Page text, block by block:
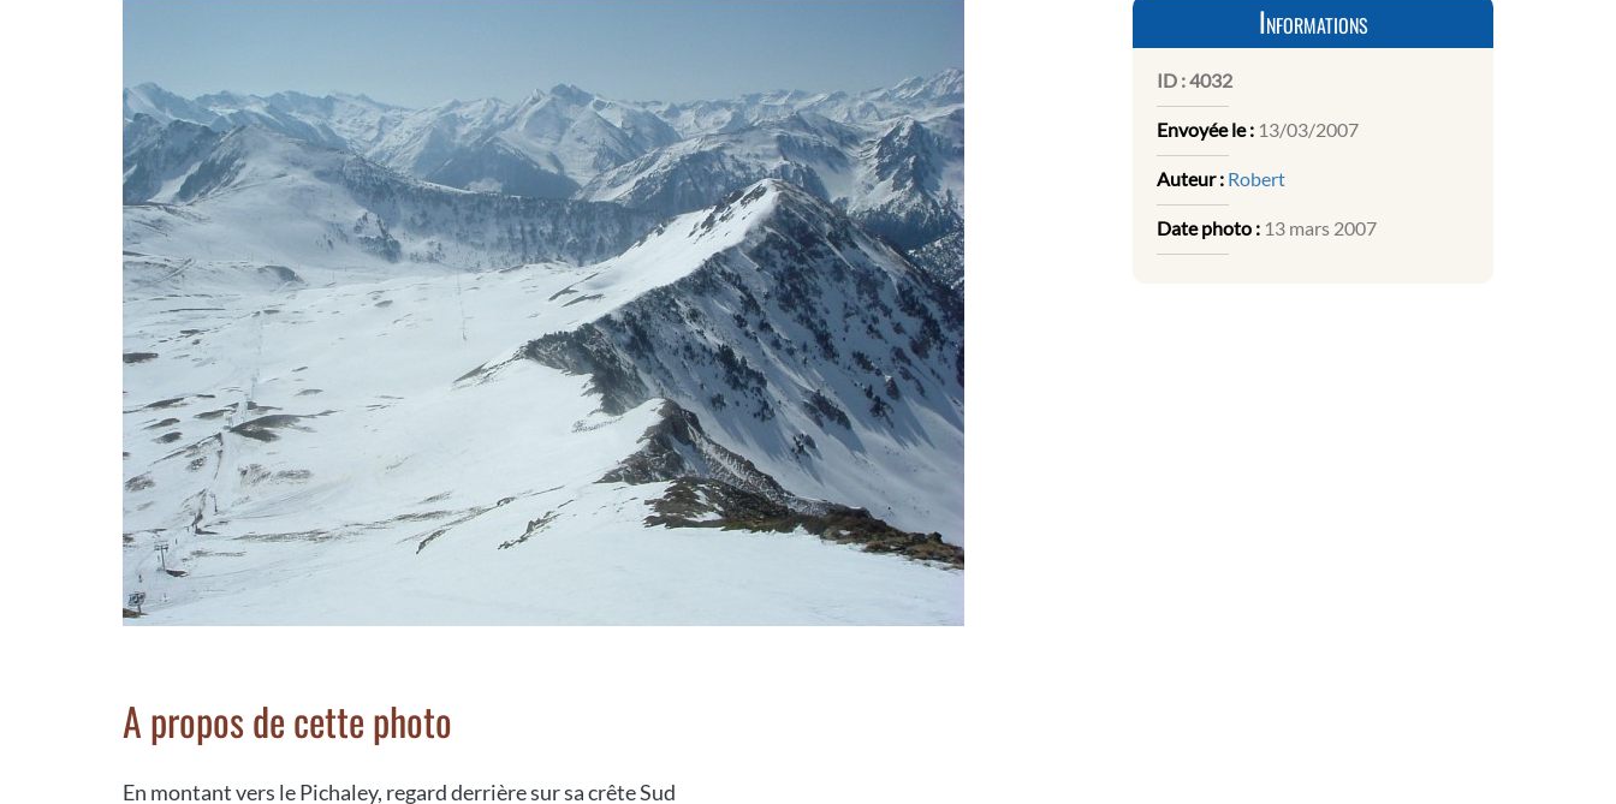
A propos de cette photo
En montant vers le Pichaley, regard derrière sur sa crête Sud
Informations
ID :4032
Envoyée le : 13/03/2007
Auteur : Robert
Date photo : 13 mars 2007